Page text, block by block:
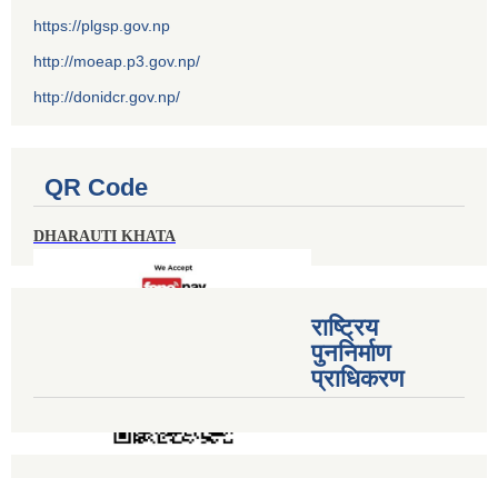
https://plgsp.gov.np
http://moeap.p3.gov.np/
http://donidcr.gov.np/
QR Code
DHARAUTI KHATA
राष्ट्रिय
पुननिर्माण
प्राधिकरण